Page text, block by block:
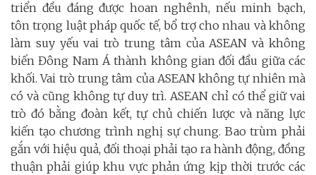
triển đều đáng được hoan nghênh, nếu minh bạch,
tôn trọng luật pháp quốc tế, bổ trợ cho nhau và không
làm suy yếu vai trò trung tâm của ASEAN và không
biến Đông Nam Á thành không gian đối đầu giữa các
khối. Vai trò trung tâm của ASEAN không tự nhiên mà
có và cũng không tự duy trì. ASEAN chỉ có thể giữ vai
trò đó bằng đoàn kết, tự chủ chiến lược và năng lực
kiến tạo chương trình nghị sự chung. Bao trùm phải
gắn với hiệu quả, đối thoại phải tạo ra hành động, đồng
thuận phải giúp khu vực phản ứng kịp thời trước các